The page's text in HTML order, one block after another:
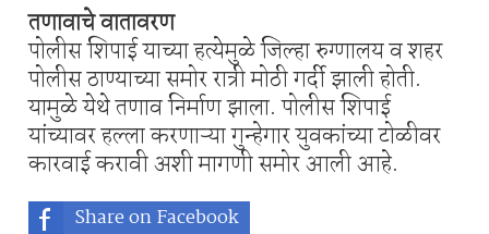
तणावाचे वातावरण
पोलीस शिपाई याच्या हत्येमुळे जिल्हा रुग्णालय व शहर
पोलीस ठाण्याच्या समोर रात्री मोठी गर्दी झाली होती.
यामुळे येथे तणाव निर्माण झाला. पोलीस शिपाई
यांच्यावर हल्ला करणाऱ्या गुन्हेगार युवकांच्या टोळीवर
कारवाई करावी अशी मागणी समोर आली आहे.
Share on Facebook